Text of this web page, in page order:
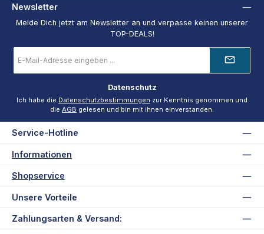
Newsletter
Melde Dich jetzt am Newsletter an und verpasse keinen unserer
TOP-DEALS!
Mail-
Adresse
Datenschutz
Ich habe die Datenschutzbestimmungen zur Kenntnis genommen und
die AGB gelesen und bin mit ihnen einverstanden.
Service-Hotline
Informationen
Shopservice
Unsere Vorteile
Zahlungsarten & Versand: